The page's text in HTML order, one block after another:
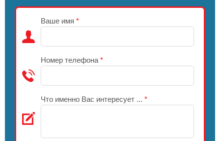
Ваше имя *
Номер телефона *
Что именно Вас интересует ... *